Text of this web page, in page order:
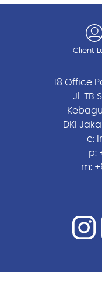
Client
18 Office
Jl. TB
DKI
e:
p:
m: